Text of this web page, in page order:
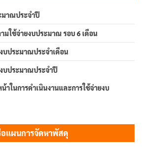
มาณประจำปี
มใช้จ่ายงบประมาณ รอบ 6 เดือน
บประมาณประจำเดือน
บประมาณประจำปี
าในการดำเนินงานและการใช้จ่ายงบ
แผนการจัดหาพัสดุ